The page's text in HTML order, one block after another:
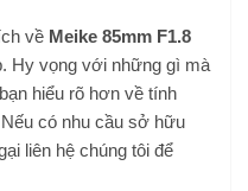
về Meike 85mm F1.8
Hy vọng với những gì mà
hiểu rõ hơn về tính
có nhu cầu sở hữu
liên hệ chúng tôi để